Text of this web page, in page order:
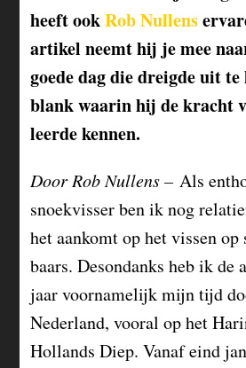
heeft ookRob Nullens
artikel neemt hij je mee
goede dag die dreigde uit te
blank waarin hij de kracht
leerde kennen.
Door Rob Nullens – Als
snoekvisser ben ik nog
het aankomt op het vissen op
baars. Desondanks heb ik de
jaar voornamelijk mijn tijd
Nederland, vooral op het
Hollands Diep. Vanaf eind